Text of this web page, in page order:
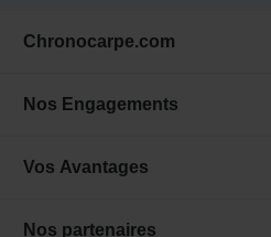
Chronocarpe.com
Nos Engagements
Vos Avantages
Nos partenaires